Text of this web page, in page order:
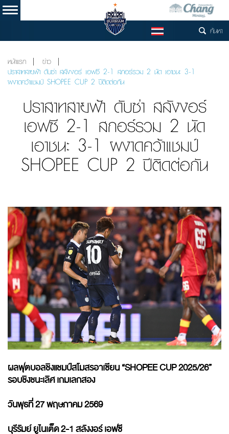
TH ค้นหา
หน้าแรก
ข่าว
ปราสาทสายฟ้า ดับซ่า สลังงอร์ เอฟซี 2-1 สกอร์รวม 2 นัด เอาชนะ 3-1
ผงาดคว้าแชมป์ SHOPEE CUP 2 ปีติดต่อกัน
ปราสาทสายฟ้า ดับซ่า สลังงอร์
เอฟซี 2-1 สกอร์รวม 2 นัด
เอาชนะ 3-1 ผงาดคว้าแชมป์
SHOPEE CUP 2 ปีติดต่อกัน
ผลฟุตบอลชิงแชมป์สโมสรอาเซียน “SHOPEE CUP 2025/26”
รอบชิงชนะเลิศ เกมเลกสอง
วันพุธที่ 27 พฤษภาคม 2569
บุรีรัมย์ ยูไนเต็ด 2-1 สลังงอร์ เอฟซี